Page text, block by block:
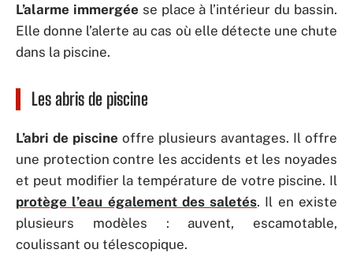
L’alarme immergée se place à l’intérieur du bassin.
Elle donne l’alerte au cas où elle détecte une chute
dans la piscine.
Les abris de piscine
L’abri de piscine offre plusieurs avantages. Il offre
une protection contre les accidents et les noyades
et peut modifier la température de votre piscine. Il
protège l’eau également des saletés. Il en existe
plusieurs modèles : auvent, escamotable,
coulissant ou télescopique.